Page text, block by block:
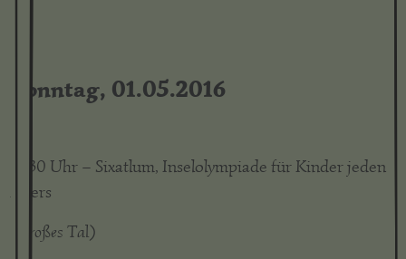
Sonntag, 01.05.2016
13:30 Uhr – Sixatlum, Inselolympiade für Kinder jeden
Alters
(Großes Tal)